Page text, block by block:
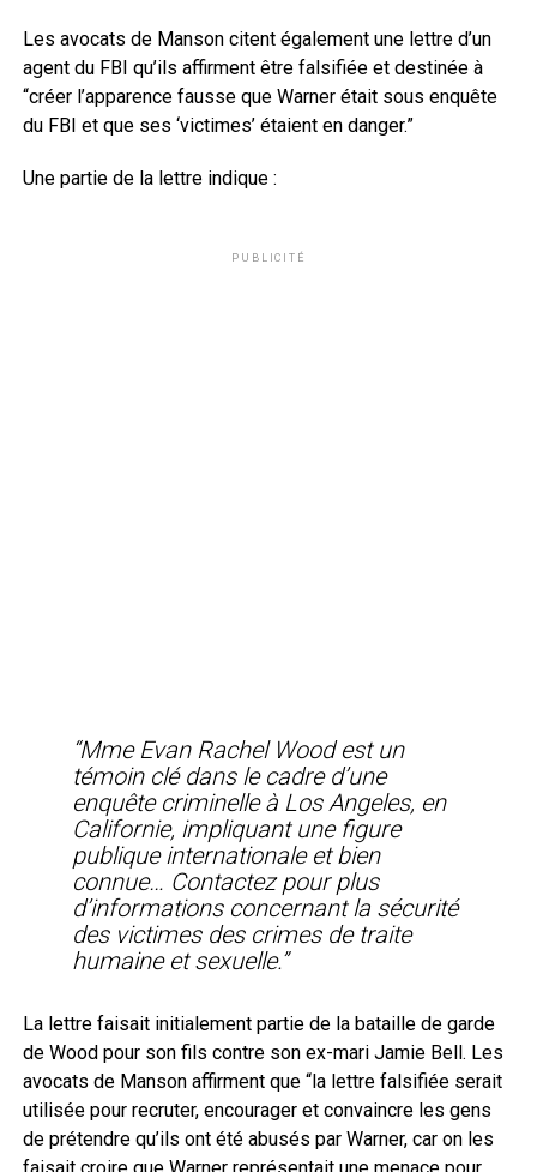
Les avocats de Manson citent également une lettre d’un
agent du FBI qu’ils affirment être falsifiée et destinée à
“créer l’apparence fausse que Warner était sous enquête
du FBI et que ses ‘victimes’ étaient en danger.”
Une partie de la lettre indique :
PUBLICITÉ
“Mme Evan Rachel Wood est un
témoin clé dans le cadre d’une
enquête criminelle à Los Angeles, en
Californie, impliquant une figure
publique internationale et bien
connue… Contactez pour plus
d’informations concernant la sécurité
des victimes des crimes de traite
humaine et sexuelle.”
La lettre faisait initialement partie de la bataille de garde
de Wood pour son fils contre son ex-mari Jamie Bell. Les
avocats de Manson affirment que “la lettre falsifiée serait
utilisée pour recruter, encourager et convaincre les gens
de prétendre qu’ils ont été abusés par Warner, car on les
faisait croire que Warner représentait une menace pour